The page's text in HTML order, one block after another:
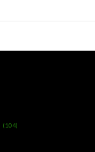
(104)